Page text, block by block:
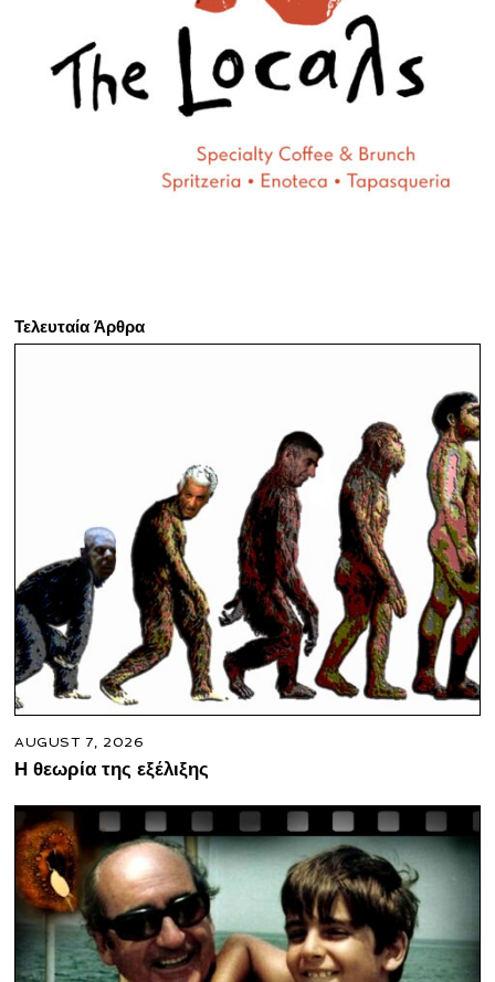
Τελευταία Άρθρα
AUGUST 7, 2026
Η θεωρία της εξέλιξης